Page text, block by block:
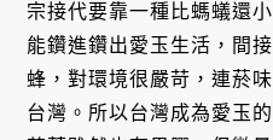
宗接代要靠一種比螞蟻還
能鑽進鑽出愛玉生活，間
蜂，對環境很嚴苛，連菸
台灣。所以台灣成為愛玉